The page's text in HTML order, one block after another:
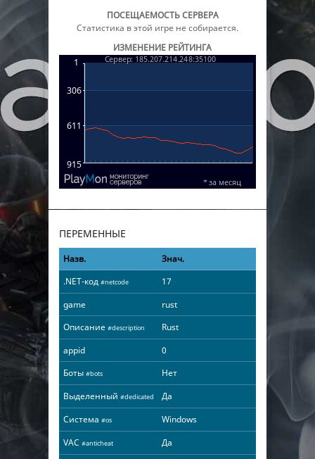
ПОСЕЩАЕМОСТЬ СЕРВЕРА
Статистика в этой игре не собирается.
ИЗМЕНЕНИЕ РЕЙТИНГА
ПЕРЕМЕННЫЕ
Назв.
Знач.
.NET-код #netcode
17
game
rust
Описание #description
Rust
appid
0
Боты #bots
Нет
Выделенный #dedicated
Да
Система #os
Windows
VAC #anticheat
Да